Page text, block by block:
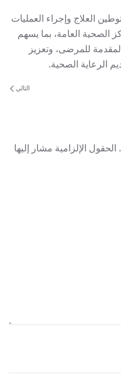
العلاج وإجراء العمليات
الصحية العامة، بما يسهم
للمرضى، وتعزيز
الرعاية الصحية.
التالي
الإلزامية مشار إليها